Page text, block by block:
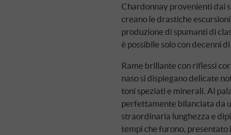
Chardonnay provenienti dai
creano le drastiche
produzione di spumanti di
è possibile solo con decenni
Rame brillante con riflessi
naso si dispiegano delicate
toni speziati e minerali. Al
perfettamente bilanciata da
straordinaria lunghezza e
tempi che furono, presentato